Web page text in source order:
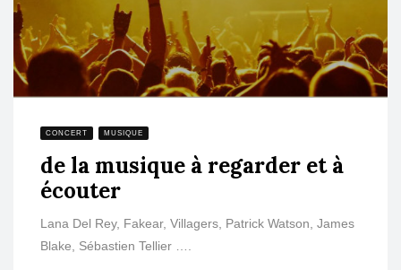
CONCERT MUSIQUE
de la musique à regarder et à
écouter
Lana Del Rey, Fakear, Villagers, Patrick Watson, James
Blake, Sébastien Tellier ….